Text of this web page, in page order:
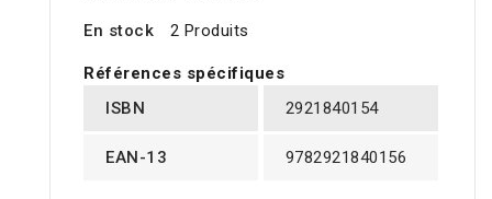
En stock
2 Produits
Références spécifiques
ISBN
2921840154
EAN-13 9782921840156